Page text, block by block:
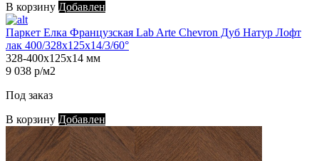
В корзину Добавлен
Паркет Елка Французская Lab Arte Chevron Дуб Натур Лофт
лак 400/328х125х14/3/60°
328-400х125х14 мм
9 038 р/м2
Под заказ
В корзину Добавлен